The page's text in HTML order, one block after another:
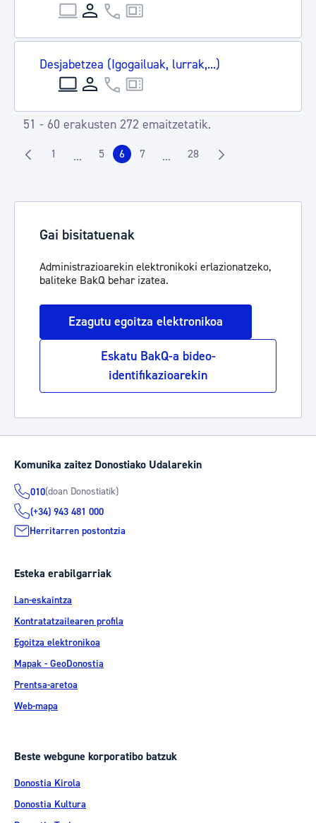
Desjabetzea (Igogailuak, lurrak,...)
51 - 60 erakusten 272 emaitzetatik.
Orrialdea
1 ...Intermediate Pages Use TAB to navigate.
Orrialdea
5 Orrialdea
6 Orrialdea
7 ...Intermediate Pages Use TAB to
Orrialdea
28
Gai bisitatuenak
Administrazioarekin elektronikoki erlazionatzeko,
baliteke BakQ behar izatea.
Ezagutu egoitza elektronikoa
Eskatu BakQ-a bideo-
identifikazioarekin
Komunika zaitez Donostiako Udalarekin
010(doan Donostiatik)
(+34) 943 481 000
Herritarren postontzia
Esteka erabilgarriak
Lan-eskaintza
Kontratatzailearen profila
Egoitza elektronikoa
Mapak - GeoDonostia
Prentsa-aretoa
Web-mapa
Beste webgune korporatibo batzuk
Donostia Kirola
Donostia Kultura